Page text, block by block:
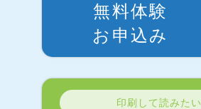
無料体験
お申込み
印刷して読みたい